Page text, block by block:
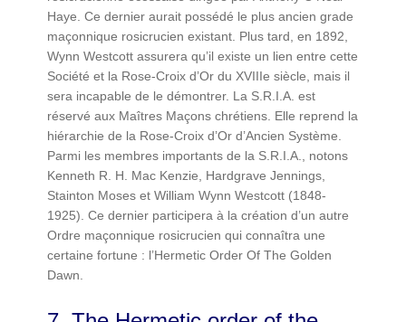
Haye. Ce dernier aurait possédé le plus ancien grade
maçonnique rosicrucien existant. Plus tard, en 1892,
Wynn Westcott assurera qu’il existe un lien entre cette
Société et la Rose-Croix d’Or du XVIIIe siècle, mais il
sera incapable de le démontrer. La S.R.I.A. est
réservé aux Maîtres Maçons chrétiens. Elle reprend la
hiérarchie de la Rose-Croix d’Or d’Ancien Système.
Parmi les membres importants de la S.R.I.A., notons
Kenneth R. H. Mac Kenzie, Hardgrave Jennings,
Stainton Moses et William Wynn Westcott (1848-
1925). Ce dernier participera à la création d’un autre
Ordre maçonnique rosicrucien qui connaîtra une
certaine fortune : l’Hermetic Order Of The Golden
Dawn.